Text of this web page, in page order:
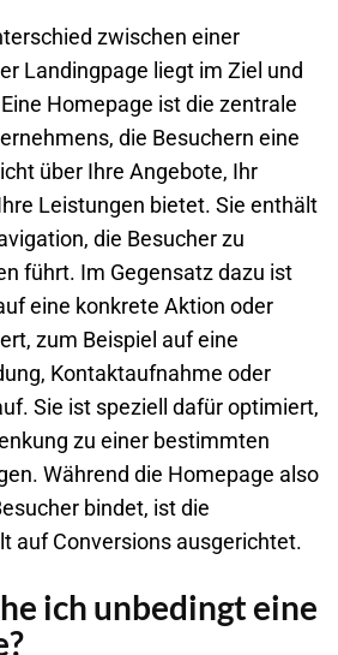
zwischen einer
Landingpage liegt im Ziel und
Homepage ist die zentrale
die Besuchern eine
über Ihre Angebote, Ihr
Leistungen bietet. Sie enthält
die Besucher zu
führt. Im Gegensatz dazu ist
eine konkrete Aktion oder
zum Beispiel auf eine
Kontaktaufnahme oder
Sie ist speziell dafür optimiert,
zu einer bestimmten
Während die Homepage also
bindet, ist die
auf Conversions ausgerichtet.
ich unbedingt eine